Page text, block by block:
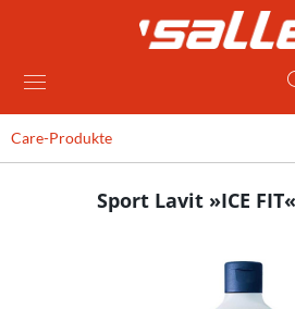
Care-Produkte
Sport Lavit »ICE